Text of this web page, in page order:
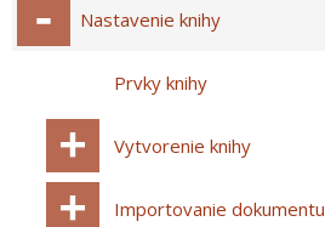
Nastavenie knihy
Prvky knihy
Vytvorenie knihy
Importovanie dokumentu